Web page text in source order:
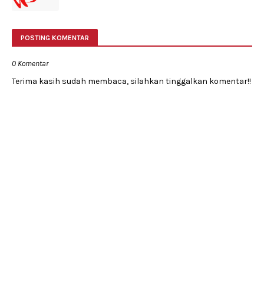
POSTING KOMENTAR
0 Komentar
Terima kasih sudah membaca, silahkan tinggalkan komentar!!